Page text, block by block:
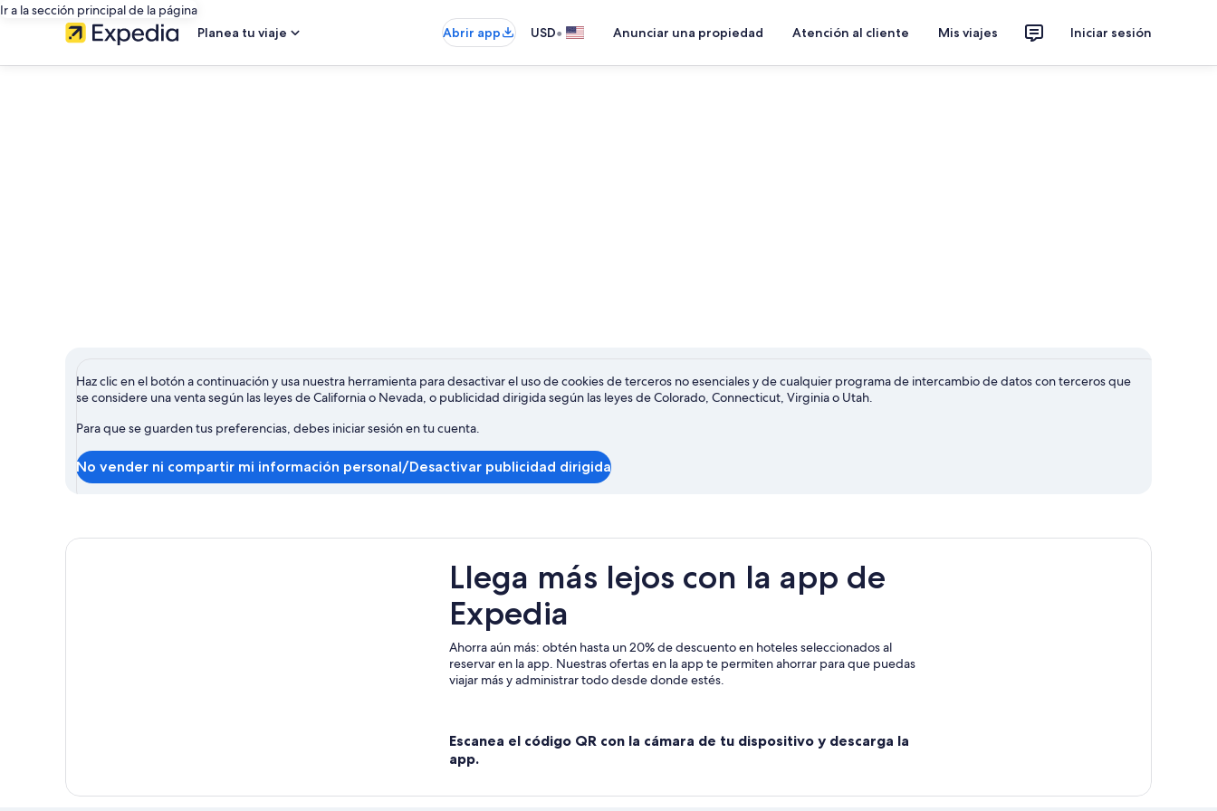
Ir a la sección principal de la página
Planea tu viaje
Abrir app USD• Anunciar una propiedad Atención al cliente Mis viajes Iniciar sesión
Haz clic en el botón a continuación y usa nuestra herramienta para desactivar el uso de cookies de terceros no esenciales y de cualquier programa de intercambio de datos con terceros que
se considere una venta según las leyes de California o Nevada, o publicidad dirigida según las leyes de Colorado, Connecticut, Virginia o Utah.
Para que se guarden tus preferencias, debes iniciar sesión en tu cuenta.
No vender ni compartir mi información personal/Desactivar publicidad dirigida
Llega más lejos con la app de
Expedia
Ahorra aún más: obtén hasta un 20% de descuento en hoteles seleccionados al
reservar en la app. Nuestras ofertas en la app te permiten ahorrar para que puedas
viajar más y administrar todo desde donde estés.
Escanea el código QR con la cámara de tu dispositivo y descarga la
app.